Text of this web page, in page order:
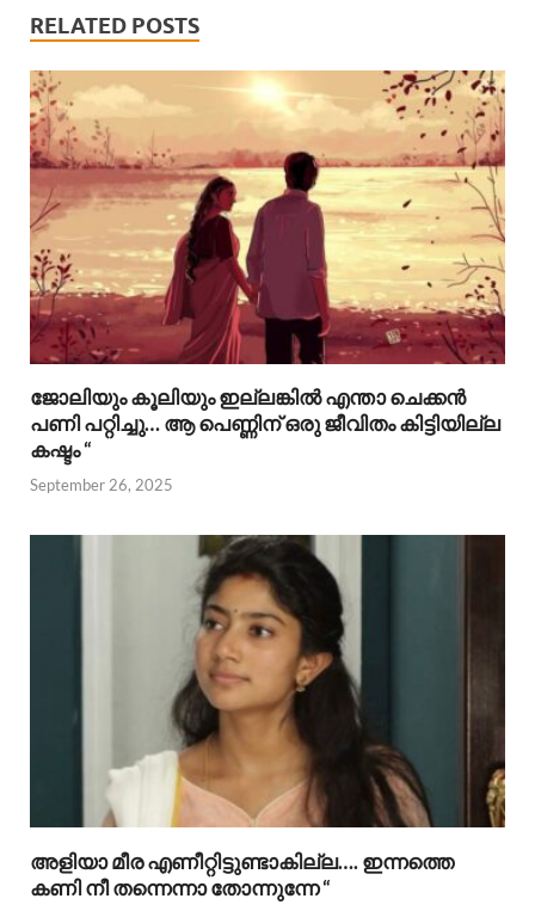
RELATED POSTS
ജോലിയും കൂലിയും ഇല്ലങ്കിൽ എന്താ ചെക്കൻ
പണി പറ്റിച്ചു… ആ പെണ്ണിന് ഒരു ജീവിതം കിട്ടിയില്ല
കഷ്ടം “
September 26, 2025
അളിയാ മീര എണീറ്റിട്ടുണ്ടാകില്ല…. ഇന്നത്തെ
കണി നീ തന്നെന്നാ തോന്നുന്നേ “